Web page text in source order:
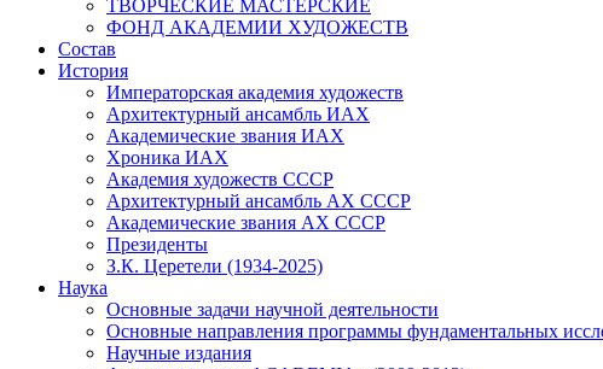
ТВОРЧЕСКИЕ МАСТЕРСКИЕ
ФОНД АКАДЕМИИ ХУДОЖЕСТВ
Состав
История
Императорская академия художеств
Архитектурный ансамбль ИАХ
Академические звания ИАХ
Хроника ИАХ
Академия художеств СССР
Архитектурный ансамбль АХ СССР
Академические звания АХ СССР
Президенты
З.К. Церетели (1934-2025)
Наука
Основные задачи научной деятельности
Основные направления программы фундаментальных
Научные издания